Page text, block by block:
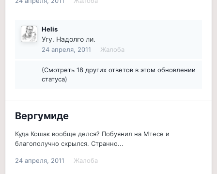
Helis
Угу. Надолго ли.
24 апреля, 2011 Жалоба
(Смотреть 18 других ответов в этом обновлении
статуса)
Вергумиде
Куда Кошак вообще делся? Побуянил на Мтесе и
благополучно скрылся. Странно...
24 апреля, 2011 Жалоба